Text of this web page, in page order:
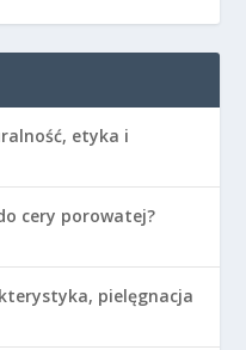
etyka i
cery porowatej?
pielęgnacja